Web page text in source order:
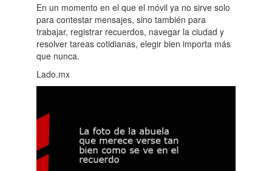
En un momento en el que el móvil ya no sirve solo
para contestar mensajes, sino también para
trabajar, registrar recuerdos, navegar la ciudad y
resolver tareas cotidianas, elegir bien importa más
que nunca.
Lado.mx